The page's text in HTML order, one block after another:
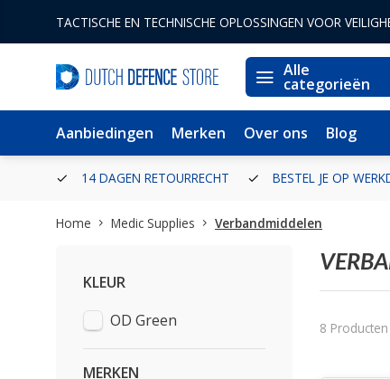
TACTISCHE EN TECHNISCHE OPLOSSINGEN VOOR
Alle
categorieën
Aanbiedingen Merken Over ons Blog
14 DAGEN RETOURRECHT BESTEL JE OP
Home Medic Supplies Verbandmiddelen
KLEUR
OD Green
MERKEN
8 Producten